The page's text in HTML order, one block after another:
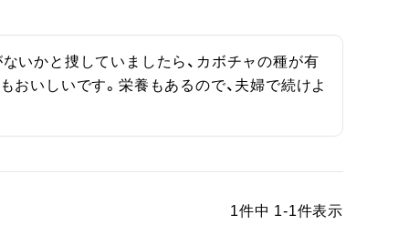
いかと捜していましたら、カボチャの種が有
おいしいです。栄養もあるので、夫婦で続けよ
1件中 1-1件表示